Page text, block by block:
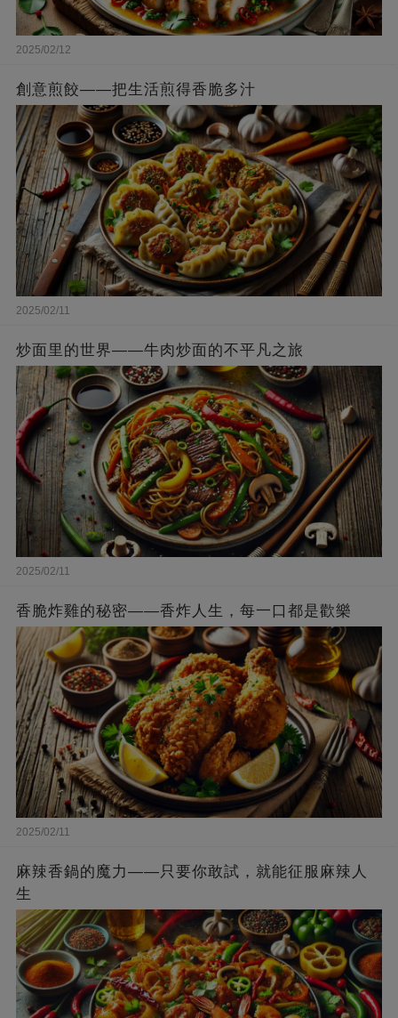
2025/02/12
創意煎餃——把生活煎得香脆多汁
2025/02/11
炒面里的世界——牛肉炒面的不平凡之旅
2025/02/11
香脆炸雞的秘密——香炸人生，每一口都是歡樂
2025/02/11
麻辣香鍋的魔力——只要你敢試，就能征服麻辣人
生